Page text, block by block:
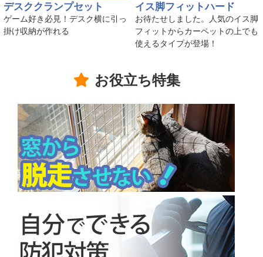
デスククランプセット
ゲーム好き必見！デスク横に引っ
掛け収納が作れる
イス脚フィットハード
お待たせしました。人気のイス脚
フィットからカーペットの上でも
使えるタイプが登場！
お役立ち特集